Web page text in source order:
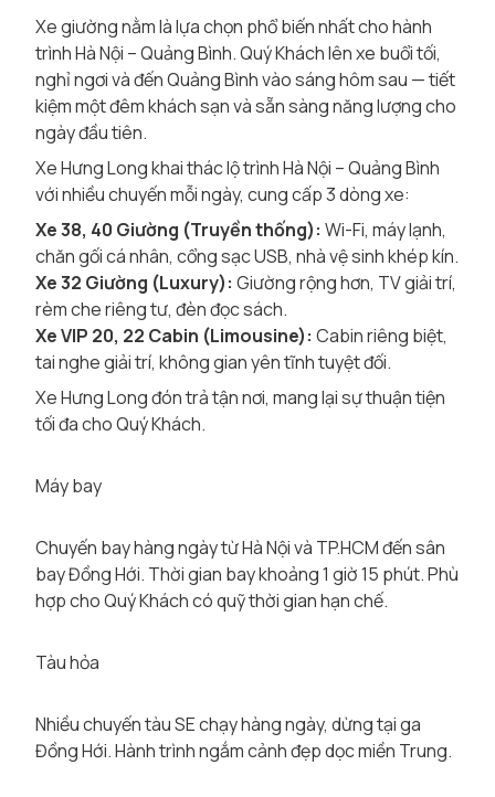
Xe giường nằm là lựa chọn phổ biến nhất cho hành
trình Hà Nội – Quảng Bình. Quý Khách lên xe buổi tối,
nghỉ ngơi và đến Quảng Bình vào sáng hôm sau — tiết
kiệm một đêm khách sạn và sẵn sàng năng lượng cho
ngày đầu tiên.
Xe Hưng Long khai thác lộ trình Hà Nội – Quảng Bình
với nhiều chuyến mỗi ngày, cung cấp 3 dòng xe:
Xe 38, 40 Giường (Truyền thống): Wi-Fi, máy lạnh,
chăn gối cá nhân, cổng sạc USB, nhà vệ sinh khép kín.
Xe 32 Giường (Luxury): Giường rộng hơn, TV giải trí,
rèm che riêng tư, đèn đọc sách.
Xe VIP 20, 22 Cabin (Limousine): Cabin riêng biệt,
tai nghe giải trí, không gian yên tĩnh tuyệt đối.
Xe Hưng Long đón trả tận nơi, mang lại sự thuận tiện
tối đa cho Quý Khách.
Máy bay
Chuyến bay hàng ngày từ Hà Nội và TP.HCM đến sân
bay Đồng Hới. Thời gian bay khoảng 1 giờ 15 phút. Phù
hợp cho Quý Khách có quỹ thời gian hạn chế.
Tàu hỏa
Nhiều chuyến tàu SE chạy hàng ngày, dừng tại ga
Đồng Hới. Hành trình ngắm cảnh đẹp dọc miền Trung.